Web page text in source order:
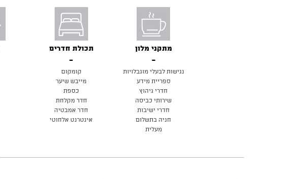
מתקני מלון
נגישות לבעלי מוגבלויות
ספריית מידע
חדרי גיהוץ
שירותי כביסה
חדרי ישיבות
חניה בתשלום
מעלית
תכולת חדרים
קומקום
מייבש שיער
כספת
חדר מקלחת
חדר אמבטיה
אינטרנט אלחוטי